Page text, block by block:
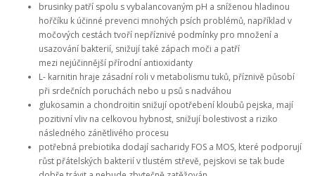
brusinky patří spolu s vybalancovaným pH a sníženou hladinou
hořčíku k účinné prevenci mnohých psích problémů, například v
močových cestách tvoří nepříznivé podmínky pro množení a
usazování bakterií, snižují také zápach moči a patří
mezi nejúčinnější přírodní antioxidanty
L- karnitin hraje zásadní roli v metabolismu tuků, příznivě působí
při srdečních poruchách nebo u psů s nadváhou
glukosamin a chondroitin snižují opotřebení kloubů pejska, mají
pozitivní vliv na celkovou hybnost, snižují bolestivost a riziko
následného zánětlivého procesu
potřebná prebiotika dodají sacharidy FOS a MOS, které podporují
růst přátelských bakterií v tlustém střevě, pejskovi se tak bude